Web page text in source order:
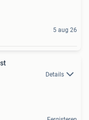
5 aug 26
Details